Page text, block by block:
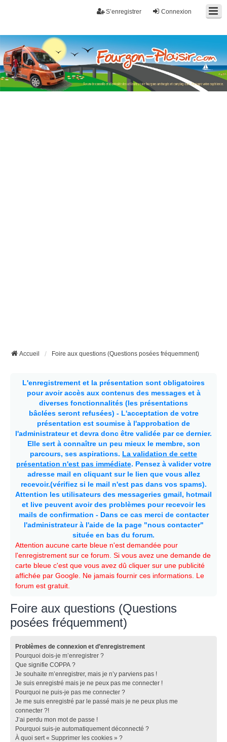
Connexion
S’enregistrer
Fourgon-plaisir.com
Forum de conseils et d'entraide des utilisateurs de fourgons, fourgons
aménagés, vans et de camping-car. Partagez votre expérience.
Accueil Foire aux questions (Questions posées fréquemment)
L'enregistrement et la présentation sont obligatoires
pour avoir accès aux contenus des messages et à
diverses fonctionnalités (les présentations
bâclées seront refusées) - L'acceptation de votre
présentation est soumise à l'approbation de
l'administrateur et devra donc être validée par ce dernier.
Elle sert à connaître un peu mieux le membre, son
parcours, ses aspirations. La validation de cette
présentation n'est pas immédiate. Pensez à valider votre
adresse mail en cliquant sur le lien que vous allez
recevoir.(vérifiez si le mail n'est pas dans vos spams).
Attention les utilisateurs des messageries gmail, hotmail
et live peuvent avoir des problèmes pour recevoir les
mails de confirmation - Dans ce cas merci de contacter
l'administrateur à l'aide de la page "nous contacter"
située en bas du forum.
Attention aucune carte bleue n'est demandée pour
l'enregistrement sur ce forum. Si vous avez une demande de
carte bleue c'est que vous avez dû cliquer sur une publicité
affichée par Google. Ne jamais fournir ces informations. Le
forum est gratuit.
Foire aux questions (Questions
posées fréquemment)
Problèmes de connexion et d’enregistrement
Pourquoi dois-je m’enregistrer ?
Que signifie COPPA ?
Je souhaite m’enregistrer, mais je n’y parviens pas !
Je suis enregistré mais je ne peux pas me connecter !
Pourquoi ne puis-je pas me connecter ?
Je me suis enregistré par le passé mais je ne peux plus me
connecter ?!
J’ai perdu mon mot de passe !
Pourquoi suis-je automatiquement déconnecté ?
À quoi sert « Supprimer les cookies » ?